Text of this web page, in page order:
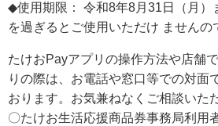
◆使用期限： 令和8年8月31日（月）
を過ぎるとご使用いただけ ませんの
たけおPayアプリの操作方法や店舗
りの際は、お電話や窓口等での対面
おります。お気兼ねなくご相談いた
〇たけお生活応援商品券事務局利用